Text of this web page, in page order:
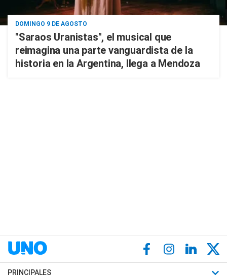
DOMINGO 9 DE AGOSTO
"Saraos Uranistas", el musical que
reimagina una parte vanguardista de la
historia en la Argentina, llega a Mendoza
PRINCIPALES